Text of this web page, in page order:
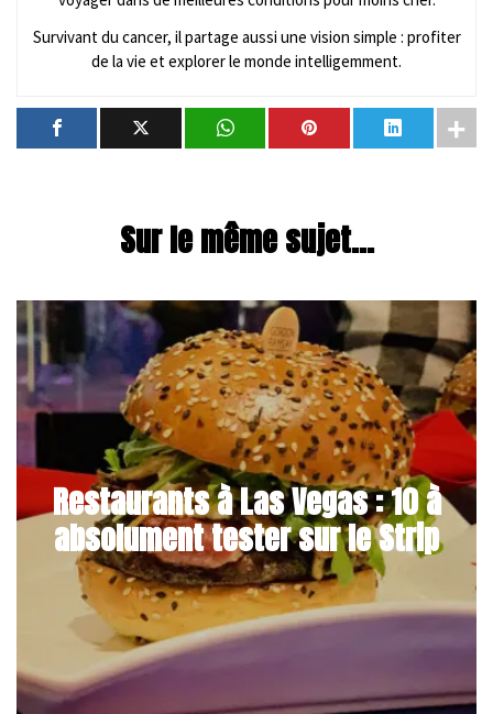
Survivant du cancer, il partage aussi une vision simple : profiter
de la vie et explorer le monde intelligemment.
Sur le même sujet...
Restaurants à Las Vegas : 10 à
absolument tester sur le Strip